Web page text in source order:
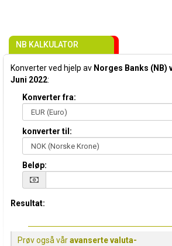
NB KALKULATOR
Konverter ved hjelp av Norges Banks (NB)
Juni 2022:
Konverter fra:
konverter til:
Beløp:
Resultat:
Prøv også våravanserte valuta-